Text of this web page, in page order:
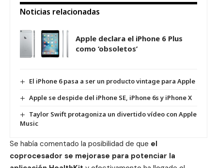
Noticias relacionadas
Apple declara el iPhone 6 Plus
como ‘obsoletos’
El iPhone 6 pasa a ser un producto vintage para Apple
Apple se despide del iPhone SE, iPhone 6s y iPhone X
Taylor Swift protagoniza un divertido vídeo con Apple
Music
Se había comentado la posibilidad de que el
coprocesador se mejorase para potenciar la